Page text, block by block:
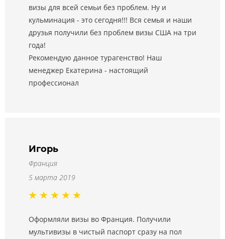
визы для всей семьи без проблем. Ну и
кульминация - это сегодня!!! Вся семья и наши
друзья получили без проблем визы США на три
года!
Рекомендую данное турагенство! Наш
менеджер Екатерина - настоящий
профессионал
Игорь
Франция
5 марта 2019
Оформляли визы во Франция. Получили
мультивизы в чистый паспорт сразу на пол